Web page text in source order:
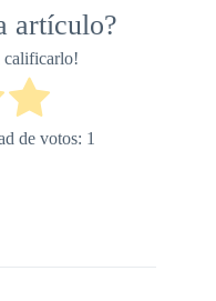
artículo?
calificarlo!
de votos: 1